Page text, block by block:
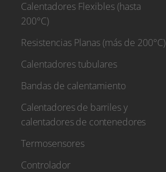
Calentadores Flexibles (hasta
200°C)
Resistencias Planas (más de 200°C)
Calentadores tubulares
Bandas de calentamiento
Calentadores de barriles y
calentadores de contenedores
Termosensores
Controlador